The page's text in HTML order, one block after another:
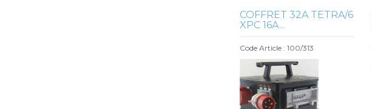
COFFRET 32A TETRA/6
XPC 16A...
Code Article : 100/313